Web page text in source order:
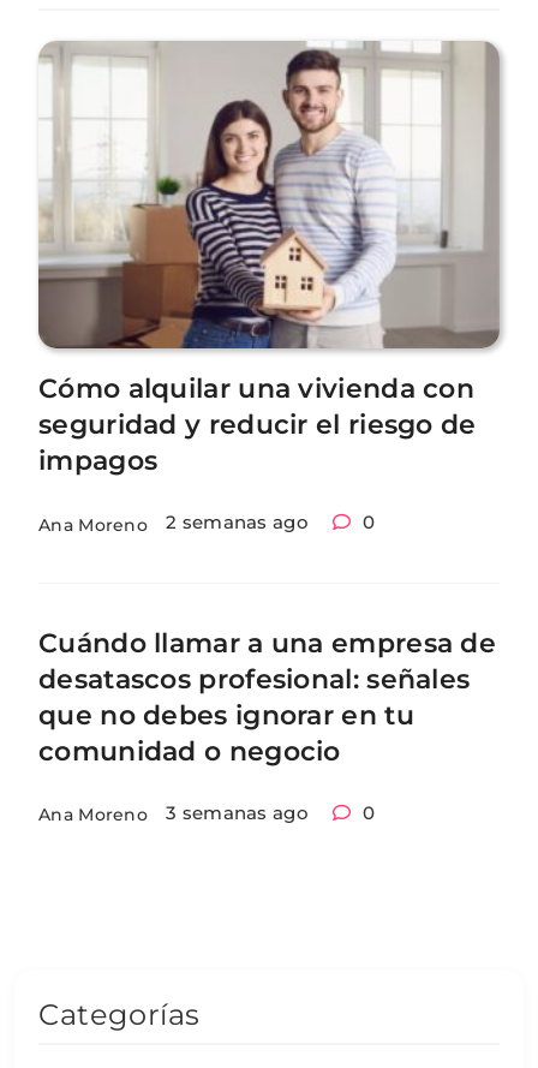
Cómo alquilar una vivienda con
seguridad y reducir el riesgo de
impagos
Ana Moreno 2 semanas ago 0
Cuándo llamar a una empresa de
desatascos profesional: señales
que no debes ignorar en tu
comunidad o negocio
Ana Moreno 3 semanas ago 0
Categorías